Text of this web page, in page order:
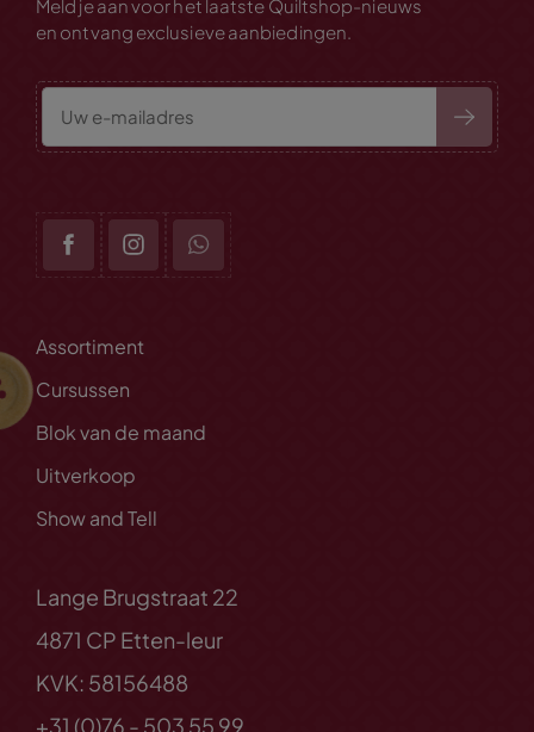
Meld je aan voor het laatste Quiltshop-nieuws
en ontvang exclusieve aanbiedingen.
Assortiment
Cursussen
Blok van de maand
Uitverkoop
Show and Tell
Lange Brugstraat 22
4871 CP Etten-leur
KVK: 58156488
+31 (0)76 - 503 55 99